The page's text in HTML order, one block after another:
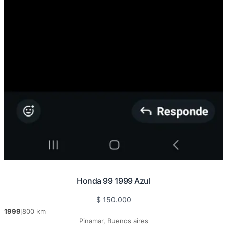
Honda 99 1999 Azul
$ 150.000
1999 800 km
Pinamar, Buenos aires